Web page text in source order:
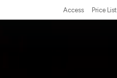
Access Price List